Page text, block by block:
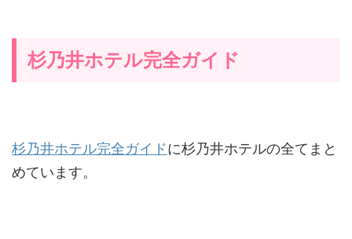
杉乃井ホテル完全ガイド
杉乃井ホテル完全ガイドに杉乃井ホテルの全てまと
めています。